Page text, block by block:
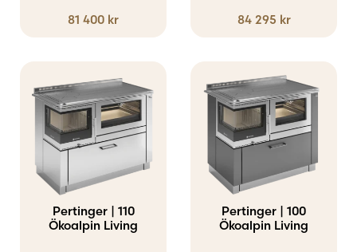
81 400 kr 84 295 kr
Pertinger | 110
Ökoalpin Living
Pertinger | 100
Ökoalpin Living